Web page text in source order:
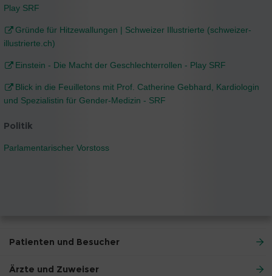
Play SRF
Gründe für Hitzewallungen | Schweizer Illustrierte (schweizer-
illustrierte.ch)
Einstein - Die Macht der Geschlechterrollen - Play SRF
Blick in die Feuilletons mit Prof. Catherine Gebhard, Kardiologin
und Spezialistin für Gender-Medizin - SRF
Politik
Parlamentarischer Vorstoss
Patienten und Besucher
Ärzte und Zuweiser